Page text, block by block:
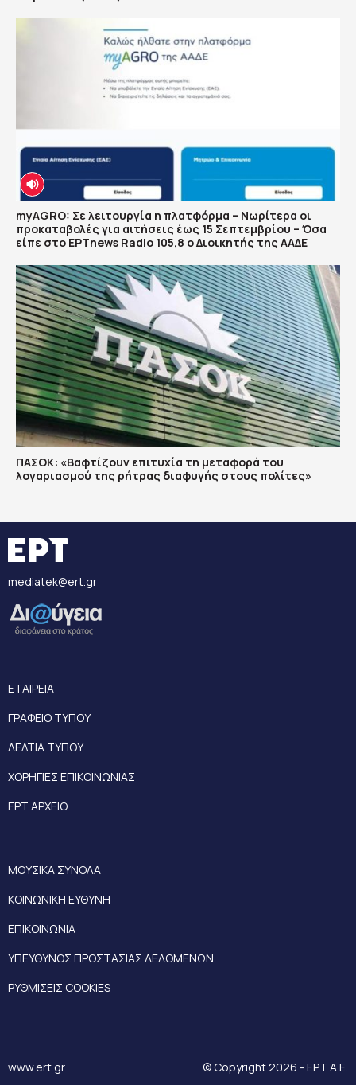
myAGRO: Σε λειτουργία η πλατφόρμα – Νωρίτερα οι
προκαταβολές για αιτήσεις έως 15 Σεπτεμβρίου – Όσα
είπε στο ΕΡΤnews Radio 105,8 ο Διοικητής της ΑΑΔΕ
ΠΑΣΟΚ: «Βαφτίζουν επιτυχία τη μεταφορά του
λογαριασμού της ρήτρας διαφυγής στους πολίτες»
mediatek@ert.gr
ΕΤΑΙΡΕΙΑ
ΓΡΑΦΕΙΟ ΤΥΠΟΥ
ΔΕΛΤΙΑ ΤΥΠΟΥ
ΧΟΡΗΓΙΕΣ ΕΠΙΚΟΙΝΩΝΙΑΣ
ΕΡΤ ΑΡΧΕΙΟ
ΜΟΥΣΙΚΑ ΣΥΝΟΛΑ
ΚΟΙΝΩΝΙΚΗ ΕΥΘΥΝΗ
ΕΠΙΚΟΙΝΩΝΙΑ
ΥΠΕΥΘΥΝΟΣ ΠΡΟΣΤΑΣΙΑΣ ΔΕΔΟΜΕΝΩΝ
ΡΥΘΜΙΣΕΙΣ COOKIES
www.ert.gr © Copyright 2026 - ΕΡΤ Α.Ε.